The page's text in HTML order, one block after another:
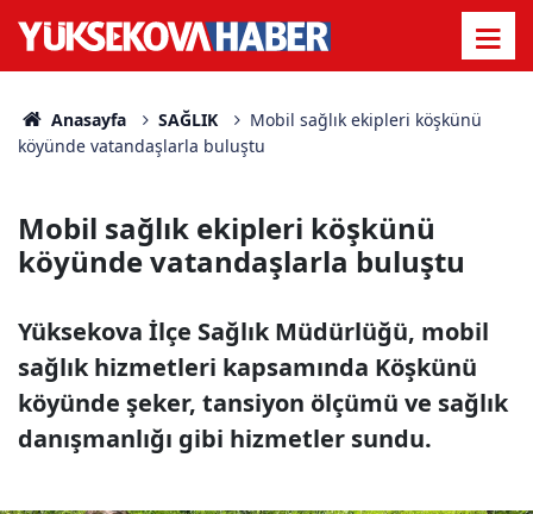
Anasayfa SAĞLIK
Mobil sağlık ekipleri köşkünü
köyünde vatandaşlarla buluştu
Mobil sağlık ekipleri köşkünü
köyünde vatandaşlarla buluştu
Yüksekova İlçe Sağlık Müdürlüğü, mobil
sağlık hizmetleri kapsamında Köşkünü
köyünde şeker, tansiyon ölçümü ve sağlık
danışmanlığı gibi hizmetler sundu.